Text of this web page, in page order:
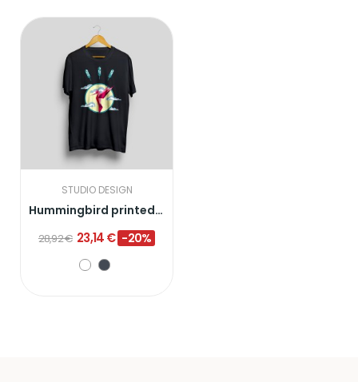
STUDIO DESIGN
Hummingbird printed t-shirt
28,92 € 23,14 € -20%